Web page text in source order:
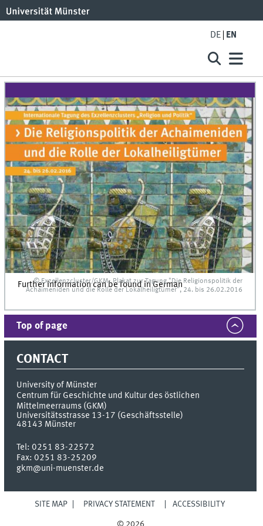
DE EN
© Exzellenzcluster/GKM; Plakat zur Tagung "Die Religionspolitik der
Achaimeniden und die Rolle der Lokalheiligtümer", 24. bis 26.02.2016
Further information can be found in German
Top of page
CONTACT
University of Münster
Centrum für Geschichte und Kultur des östlichen
Mittelmeerraums (GKM)
Universitätsstrasse 13-17 (Geschäftsstelle)
48143 Münster
Tel:0251 83-22572
Fax:0251 83-25209
gkm@uni-muenster.de
SITE MAP PRIVACY STATEMENT ACCESSIBILITY
© 2026